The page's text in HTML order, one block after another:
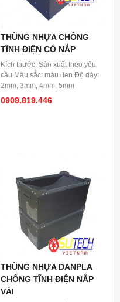
THÙNG NHỰA CHỐNG
TĨNH ĐIỆN CÓ NẮP
Kích thước: Sản xuất theo yêu
cầu Màu sắc: màu đen Độ dày:
2mm, 3mm, 4mm, 5mm
0909.819.446
THÙNG NHỰA DANPLA
CHỐNG TĨNH ĐIỆN NẮP
VẢI